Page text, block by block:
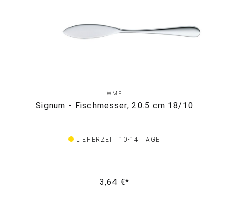
WMF
Signum - Fischmesser, 20.5 cm 18/10
LIEFERZEIT 10-14 TAGE
3,64 €*